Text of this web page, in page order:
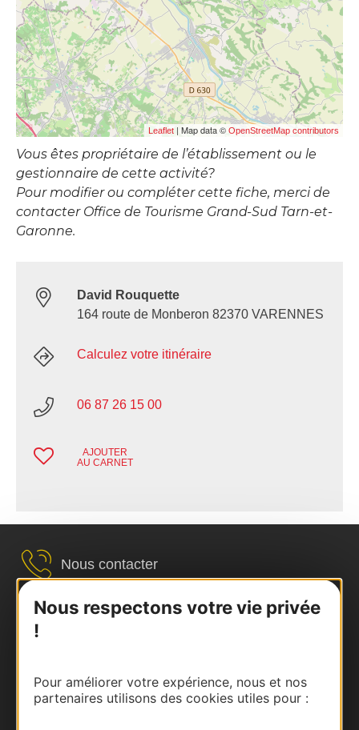
Nous respectons votre vie privée
!
Pour améliorer votre expérience, nous et nos
partenaires utilisons des cookies utiles pour :
Leaflet | Map data © OpenStreetMap contributors
Vous êtes propriétaire de l’établissement ou le
gestionnaire de cette activité?
Pour modifier ou compléter cette fiche, merci de
contacter Office de Tourisme Grand-Sud Tarn-et-
Garonne.
David Rouquette
164 route de Monberon 82370 VARENNES
Calculez votre itinéraire
06 87 26 15 00
AJOUTER
AU CARNET
Nous contacter
Carte interactive